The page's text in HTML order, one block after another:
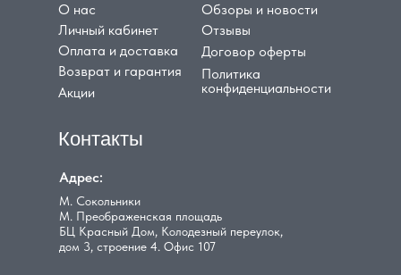
Контакты
О нас
Личный кабинет
Оплата и доставка
Возврат и гарантия
Акции
Обзоры и новости
Отзывы
Договор оферты
Адрес:
М. Сокольники
М. Преображенская площадь
БЦ Красный Дом, Колодезный переулок,
дом 3, строение 4. Офис 107
Политика
конфиденциальности